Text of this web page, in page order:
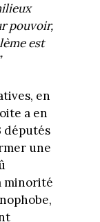
pouvoir,
est
en
a en
députés
une
minorité